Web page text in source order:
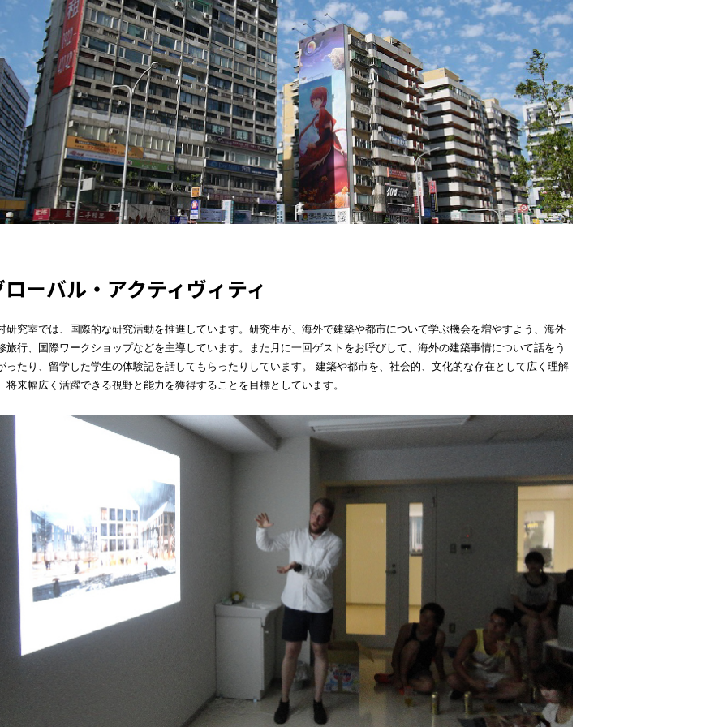
ーバル・アクティヴィティ
研究室では、国際的な研究活動を推進しています。研究生が、海外で建築や都市について学ぶ機会を増やすよう、海外
旅行、国際ワークショップなどを主導しています。また月に一回ゲストをお呼びして、海外の建築事情について話をう
ったり、留学した学生の体験記を話してもらったりしています。 建築や都市を、社会的、文化的な存在として広く理解
将来幅広く活躍できる視野と能力を獲得することを目標としています。